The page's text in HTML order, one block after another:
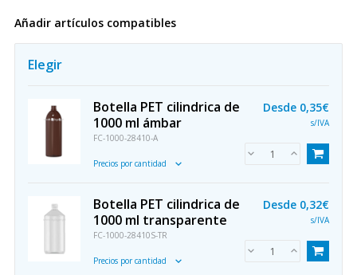
Añadir artículos compatibles
Elegir
Botella PET cilindrica de
1000 ml ámbar
FC-1000-28410-A
Precios por cantidad
Desde 0,35€
s/IVA
Botella PET cilindrica de
1000 ml transparente
FC-1000-28410S-TR
Precios por cantidad
Desde 0,32€
s/IVA